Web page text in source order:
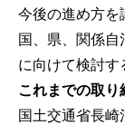
今後の進め方を
国、県、関係
に向けて検討す
これまでの取り
国土交通省長